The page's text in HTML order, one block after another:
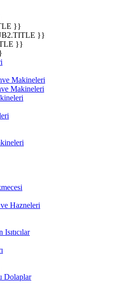
}}
}}
}}
Makineleri
Makineleri
Hazneleri
Dolaplar